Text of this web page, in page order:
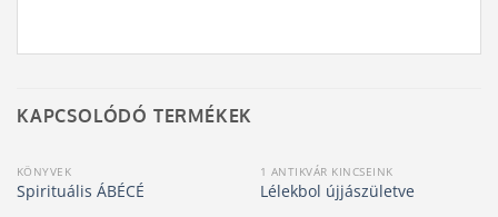
KAPCSOLÓDÓ TERMÉKEK
KÖNYVEK
Spirituális ÁBÉCÉ
1 ANTIKVÁR KINCSEINK
Lélekbol újjászületve